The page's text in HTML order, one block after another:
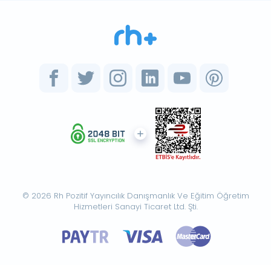
© 2026 Rh Pozitif Yayıncılık Danışmanlık Ve Eğitim Öğretim
Hizmetleri Sanayi Ticaret Ltd. Şti.